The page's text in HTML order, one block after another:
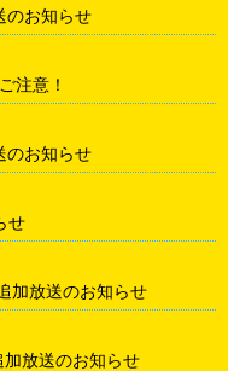
のお知らせ
注意！
のお知らせ
せ
放送のお知らせ
放送のお知らせ